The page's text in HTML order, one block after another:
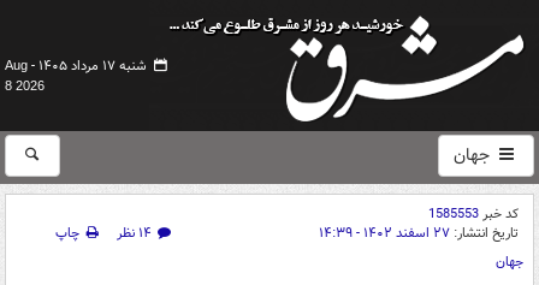
شنبه ۱۷ مرداد ۱۴۰۵ -
Aug
8 2026
جهان
کد خبر1585553
تاریخ انتشار: ۲۷ اسفند ۱۴۰۲ - ۱۴:۳۹ ۱۴ نظر
چاپ
جهان